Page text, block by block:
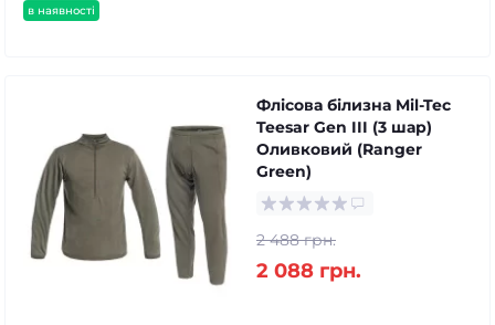
в наявності
Флісова білизна Mil-Tec
Teesar Gen III (3 шар)
Оливковий (Ranger
Green)
2 488 грн.
2 088 грн.